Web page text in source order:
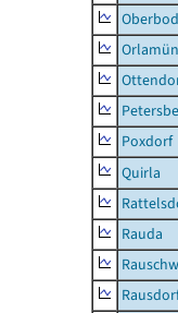
Poxdorf
Quirla
Rauda